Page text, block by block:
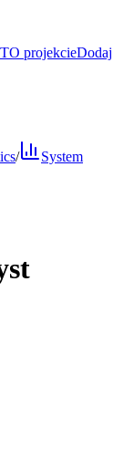
O projekcieDodaj
/
System